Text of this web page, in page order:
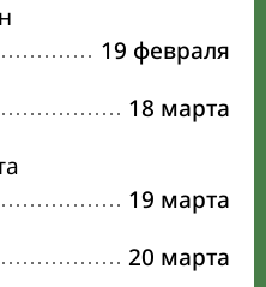
19 февраля
18 марта
19 марта
20 марта